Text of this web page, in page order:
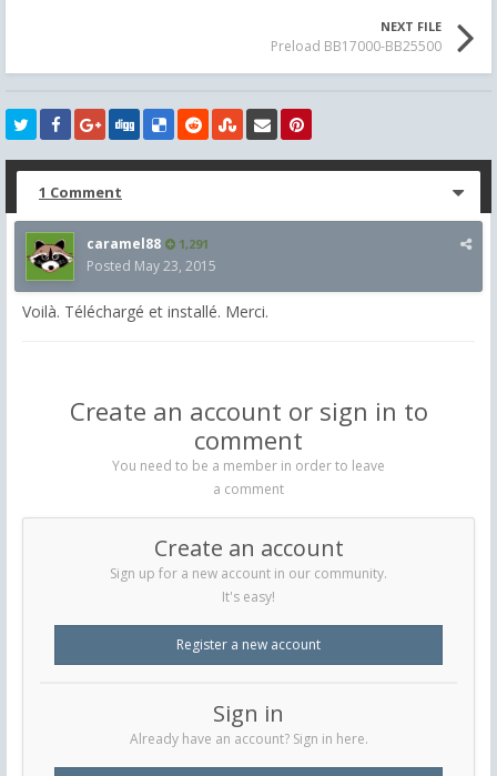
NEXT FILE
Preload BB17000-BB25500
1 Comment
caramel88 1,291
Posted May 23, 2015
Voilà. Téléchargé et installé. Merci.
Create an account or sign in to
comment
You need to be a member in order to leave
a comment
Create an account
Sign up for a new account in our community.
It's easy!
Register a new account
Sign in
Already have an account? Sign in here.